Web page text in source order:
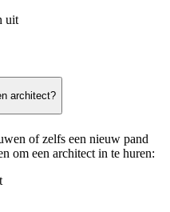
uit
architect?
of zelfs een nieuw pand
om een architect in te huren: